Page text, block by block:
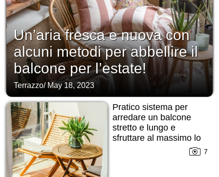
Un’aria fresca e nuova con
alcuni metodi per abbellire il
balcone per l’estate!
Terrazzo/ May 18, 2023
Pratico sistema per
arredare un balcone
stretto e lungo e
sfruttare al massimo lo
7